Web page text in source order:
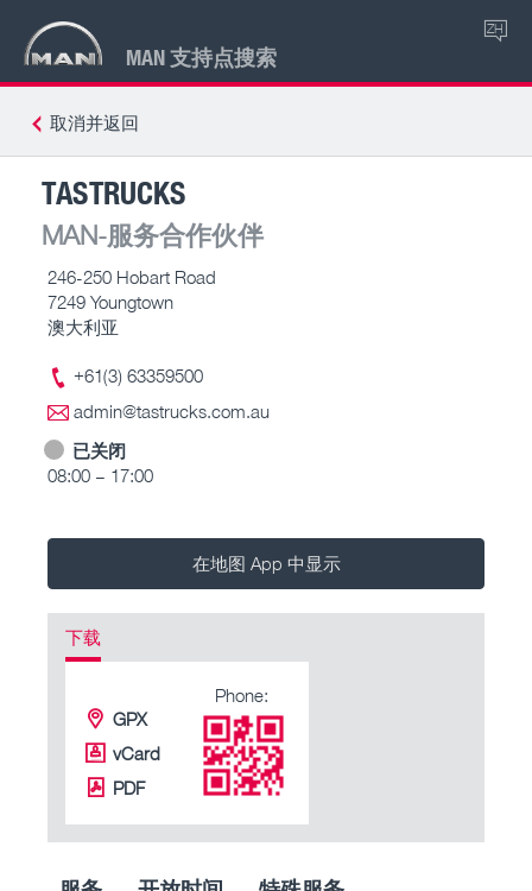
MAN 支持点搜索
ZH
取消并返回
TASTRUCKS
MAN-服务合作伙伴
246-250 Hobart Road
7249 Youngtown
澳大利亚
+61(3) 63359500
admin@tastrucks.com.au
已关闭
08:00 – 17:00
在地图 App 中显示
下载
GPX
vCard
PDF
Phone: